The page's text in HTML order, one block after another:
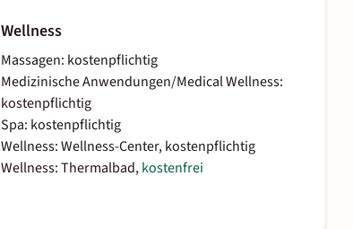
Wellness
Massagen: kostenpflichtig
Medizinische Anwendungen/Medical Wellness:
kostenpflichtig
Spa: kostenpflichtig
Wellness: Wellness-Center, kostenpflichtig
Wellness: Thermalbad,kostenfrei